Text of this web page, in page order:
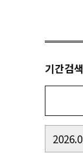
기간검색